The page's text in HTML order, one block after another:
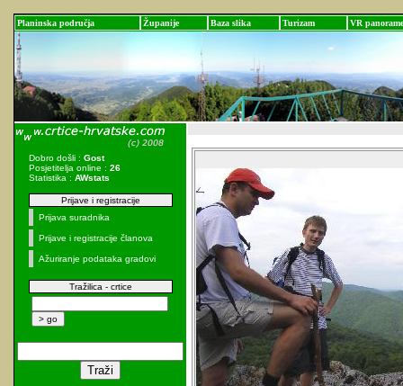
Planinska područja Županije Baza slika Turizam VR panorame
Dobro došli : Gost
Posjetitelja online : 26
Statistika : AWstats
Prijave i registracije
Prijava suradnika
Prijave i registracije članova
Ažuriranje podataka gradovi
Tražilica - crtice